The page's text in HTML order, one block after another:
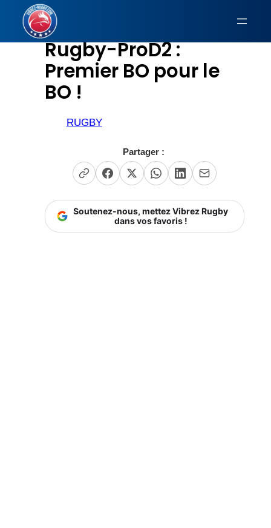
Aller
contenu Rugby-ProD2 :
Premier BO pour le
BO !
RUGBY
Partager :
Soutenez-nous, mettez Vibrez Rugby
dans vos favoris !